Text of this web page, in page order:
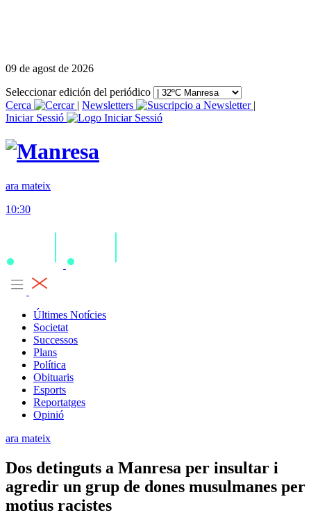
09 de agost de 2026
Seleccionar edición del periódico
Cerca
| Newsletters
|
Iniciar Sessió
ara mateix
10:30
Últimes Notícies
Societat
Successos
Plans
Política
Obituaris
Esports
Reportatges
Opinió
ara mateix
Dos detinguts a Manresa per insultar i
agredir un grup de dones musulmanes per
motius racistes